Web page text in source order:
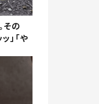
その
」「や